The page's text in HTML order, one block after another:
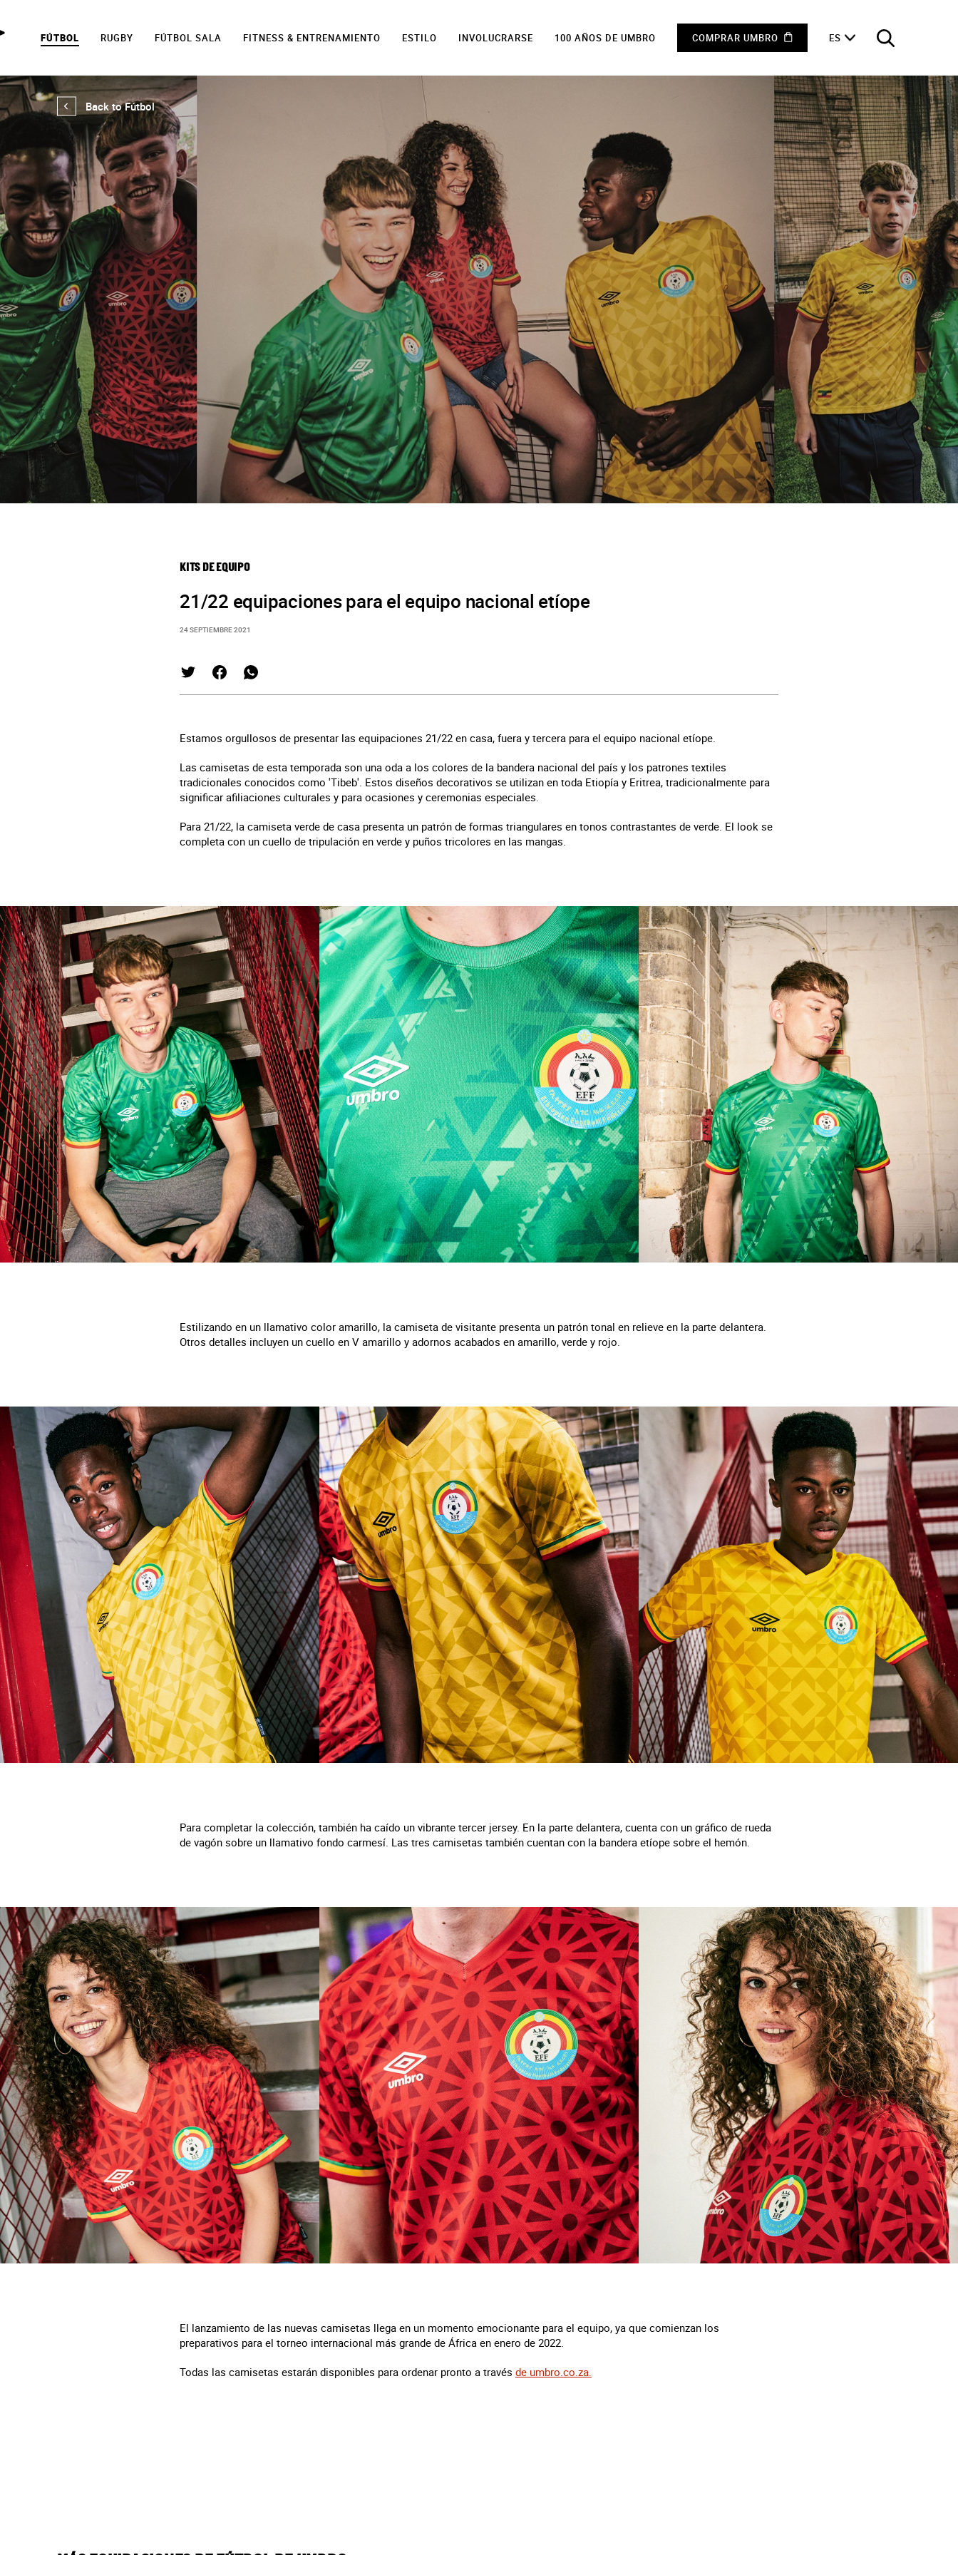
FÚTBOL RUGBY FÚTBOL SALA FITNESS & ENTRENAMIENTO ESTILO INVOLUCRARSE 100 AÑOS DE UMBRO COMPRAR UMBRO ES
Back to Fútbol
KITS DE EQUIPO
21/22 equipaciones para el equipo nacional etíope
24 SEPTIEMBRE 2021
Estamos orgullosos de presentar las equipaciones 21/22 en casa, fuera y tercera para el equipo nacional etíope.
Las camisetas de esta temporada son una oda a los colores de la bandera nacional del país y los patrones textiles
tradicionales conocidos como 'Tibeb'. Estos diseños decorativos se utilizan en toda Etiopía y Eritrea, tradicionalmente para
significar afiliaciones culturales y para ocasiones y ceremonias especiales.
Para 21/22, la camiseta verde de casa presenta un patrón de formas triangulares en tonos contrastantes de verde. El look se
completa con un cuello de tripulación en verde y puños tricolores en las mangas.
Estilizando en un llamativo color amarillo, la camiseta de visitante presenta un patrón tonal en relieve en la parte delantera.
Otros detalles incluyen un cuello en V amarillo y adornos acabados en amarillo, verde y rojo.
Para completar la colección, también ha caído un vibrante tercer jersey. En la parte delantera, cuenta con un gráfico de rueda
de vagón sobre un llamativo fondo carmesí. Las tres camisetas también cuentan con la bandera etíope sobre el hemón.
El lanzamiento de las nuevas camisetas llega en un momento emocionante para el equipo, ya que comienzan los
preparativos para el torneo internacional más grande de África en enero de 2022.
Todas las camisetas estarán disponibles para ordenar pronto a través de umbro.co.za.